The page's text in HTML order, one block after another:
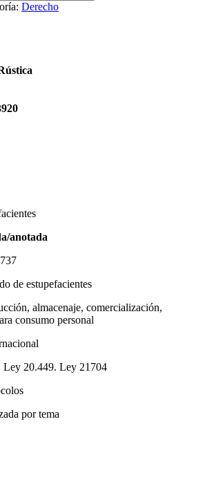
Derecho
anotada
de estupefacientes
almacenaje, comercialización,
consumo personal
20.449. Ley 21704
por tema